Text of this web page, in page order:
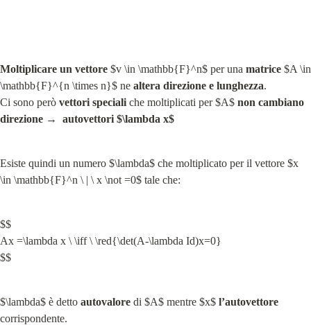
Moltiplicare un vettore $v \in \mathbb{F}^n$ per una matrice $A \in
\mathbb{F}^{n \times n}$ ne altera direzione e lunghezza.
Ci sono però vettori speciali che moltiplicati per $A$ non cambiano
direzione → autovettori $\lambda x$
Esiste quindi un numero $\lambda$ che moltiplicato per il vettore $x
\in \mathbb{F}^n \ | \ x \not =0$ tale che:
$$
Ax =\lambda x \ \iff \ \red{\det(A-\lambda Id)x=0}
$$
$\lambda$ è detto autovalore di $A$ mentre $x$ l’autovettore
corrispondente.